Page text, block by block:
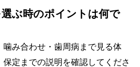
ぶ時のポイントは何で
噛み合わせ・歯周病まで見る体
定までの説明を確認してくださ